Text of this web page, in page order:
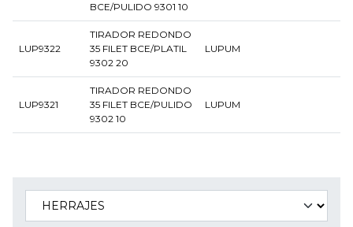
BCE/PULIDO 9301 10
LUP9322
TIRADOR REDONDO
35 FILET BCE/PLATIL
9302 20
LUPUM
LUP9321
TIRADOR REDONDO
35 FILET BCE/PULIDO
9302 10
LUPUM